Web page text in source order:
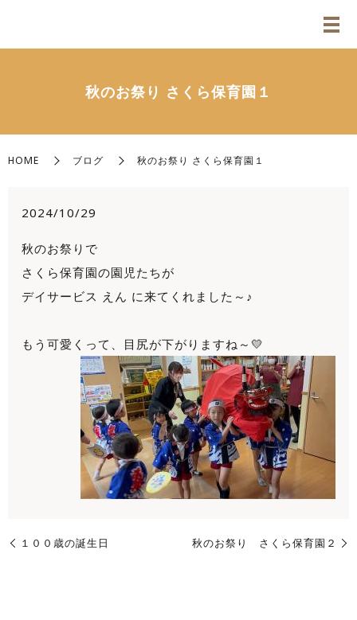
秋のお祭り さくら保育園１
HOME ブログ 秋のお祭り さくら保育園１
2024/10/29
秋のお祭りで
さくら保育園の園児たちが
デイサービス えん に来てくれました～♪
もう可愛くって、目尻が下がりますね～💛
１００歳の誕生日 秋のお祭り さくら保育園２